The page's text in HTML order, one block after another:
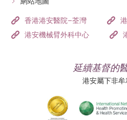
香港港安醫院–荃灣
港安機械臂外科中心
延續基督的
港安屬下非牟